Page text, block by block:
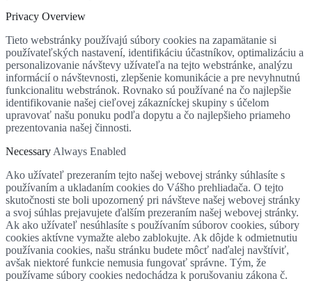
Privacy Overview
Tieto webstránky používajú súbory cookies na zapamätanie si
používateľských nastavení, identifikáciu účastníkov, optimalizáciu a
personalizovanie návštevy užívateľa na tejto webstránke, analýzu
informácií o návštevnosti, zlepšenie komunikácie a pre nevyhnutnú
funkcionalitu webstránok. Rovnako sú používané na čo najlepšie
identifikovanie našej cieľovej zákazníckej skupiny s účelom
upravovať našu ponuku podľa dopytu a čo najlepšieho priameho
prezentovania našej činnosti.
Necessary Always Enabled
Ako užívateľ prezeraním tejto našej webovej stránky súhlasíte s
používaním a ukladaním cookies do Vášho prehliadača. O tejto
skutočnosti ste boli upozornený pri návšteve našej webovej stránky
a svoj súhlas prejavujete ďalším prezeraním našej webovej stránky.
Ak ako užívateľ nesúhlasíte s používaním súborov cookies, súbory
cookies aktívne vymažte alebo zablokujte. Ak dôjde k odmietnutiu
používania cookies, našu stránku budete môcť naďalej navštíviť,
avšak niektoré funkcie nemusia fungovať správne. Tým, že
používame súbory cookies nedochádza k porušovaniu zákona č.